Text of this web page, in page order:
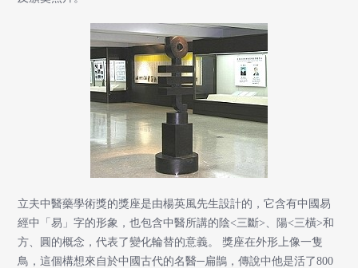
立夫中醫藥學術獎的獎座是由楊英風先生設計的，它含有中國易
經中「易」字的形象，也包含中醫所講的陰<三斷>、陽<三橫>和
方、圓的概念，代表了變化輪替的意義。 獎座在外形上像一隻
鳥，這個構想來自於中國古代的名醫─扁鵲，傳說中他是活了800